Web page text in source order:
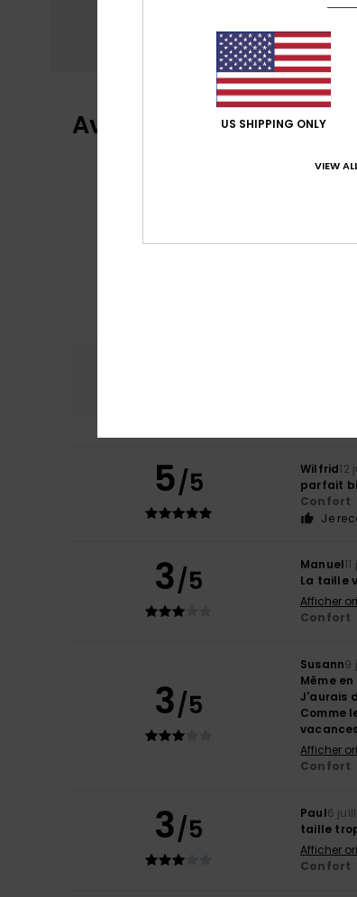
Avis clients
5/5 Wilfrid12
parfait
Confort:
Je
3/5 Manuel
La taille
Afficher
Confort:
3/5
Susann9
Même
J'aurais
Comme
Afficher
Confort:
3/5 Paul6
taille
Afficher
Confort:
US SHIPPING ONLY
VIEW